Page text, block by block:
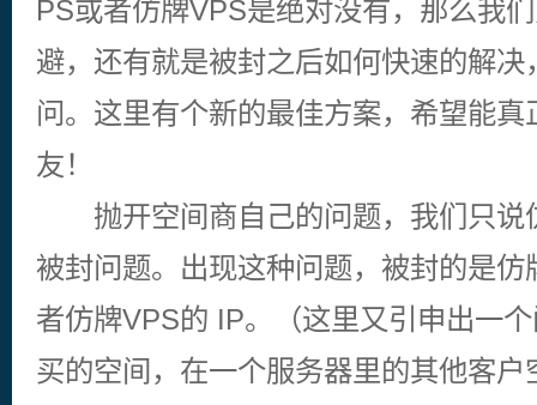
PS或者仿牌VPS是绝对没有，那么我
避，还有就是被封之后如何快速的解
问。这里有个新的最佳方案，希望能
友！
抛开空间商自己的问题，我们只说
被封问题。出现这种问题，被封的是
者仿牌VPS的 IP。（这里又引申出一
买的空间，在一个服务器里的其他客